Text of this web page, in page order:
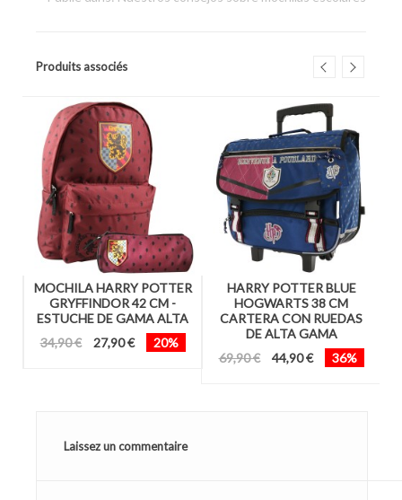
Produits associés
MOCHILA HARRY POTTER
GRYFFINDOR 42 CM -
ESTUCHE DE GAMA ALTA
34,90 €
27,90 € 20%
HARRY POTTER BLUE
HOGWARTS 38 CM
CARTERA CON RUEDAS
DE ALTA GAMA
69,90 €
44,90 € 36%
Laissez un commentaire